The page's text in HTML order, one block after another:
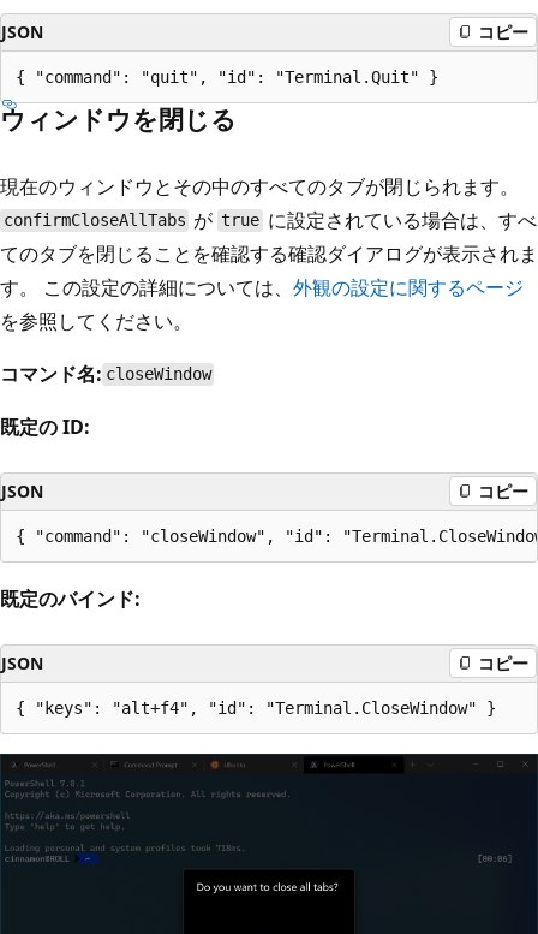
JSON コピー
ウィンドウを閉じる
現在のウィンドウとその中のすべてのタブが閉じられます。
confirmCloseAllTabs がtrueに設定されている場合は、すべ
てのタブを閉じることを確認する確認ダイアログが表示されま
す。 この設定の詳細については、 外観の設定に関するページ
を参照してください。
コマンド名: closeWindow
既定の ID:
JSON コピー
既定のバインド:
JSON コピー